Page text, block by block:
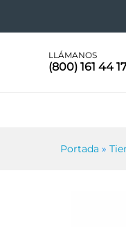
LLÁMANOS
(800) 161 44 17
Portada »